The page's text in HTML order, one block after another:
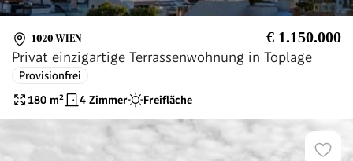
1020 WIEN € 1.150.000
Privat einzigartige Terrassenwohnung in Toplage
Provisionfrei
180 m² 4 Zimmer Freifläche